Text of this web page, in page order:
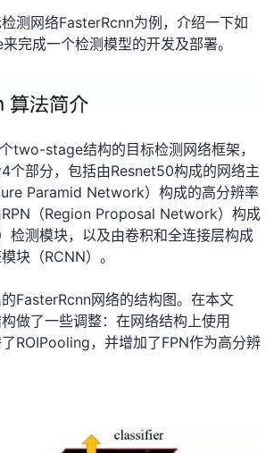
测网络FasterRcnn为例，介绍一下如
完成一个检测模型的开发及部署。
two-stage结构的目标检测网络框架，
个部分，包括由Resnet50构成的网络主
Paramid Network）构成的高分辨率
（Region Proposal Network）构成
检测模块，以及由卷积和全连接层构成
块（RCNN）。
FasterRcnn网络的结构图。在本文
做了一些调整：在网络结构上使用
ROIPooling，并增加了FPN作为高分辨